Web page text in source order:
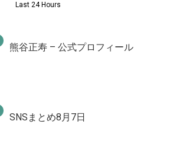
Last 24 Hours
熊谷正寿 – 公式プロフィール
SNSまとめ8月7日